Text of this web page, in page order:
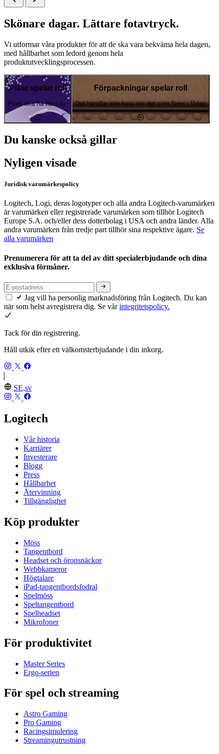
Skönare dagar. Lättare fotavtryck.
Vi utformar våra produkter för att de ska vara bekväma hela dagen,
med hållbarhet som ledord genom hela
produktutvecklingsprocessen.
Plast spelar roll
Plast ska ha flera liv.
Förpackningar spelar roll
Det handlar inte bara om det som finns i lådan
Du kanske också gillar
Nyligen visade
Juridisk varumärkespolicy
Logitech, Logi, deras logotyper och alla andra Logitech-varumärken
är varumärken eller registrerade varumärken som tillhör Logitech
Europe S.A. och/eller dess dotterbolag i USA och andra länder. Alla
andra varumärken från tredje part tillhör sina respektive ägare. Se
alla varumärken
Prenumerera för att ta del av ditt specialerbjudande och dina
exklusiva förmåner.
Jag vill ha personlig marknadsföring från Logitech. Du kan
när som helst avregistrera dig. Se vårintegritetspolicy.
Tack för din registrering.
Håll utkik efter ett välkomsterbjudande i din inkorg.
SE,sv
Logitech
Vår historia
Karriärer
Investerare
Blogg
Press
Hållbarhet
Återvinning
Tillgänglighet
Köp produkter
Möss
Tangentbord
Headset och öronsnäckor
Webbkameror
Högtalare
iPad-tangentbordsfodral
Spelmöss
Speltangentbord
Spelheadset
Mikrofoner
För produktivitet
Master Series
Ergo-serien
För spel och streaming
Astro Gaming
Pro Gaming
Racingsimulering
Streamingutrustning